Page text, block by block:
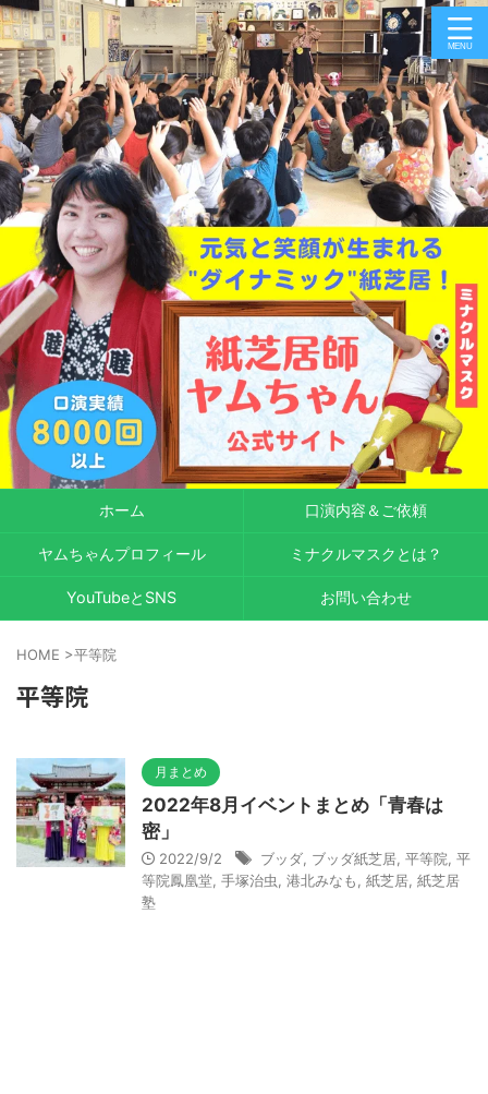
ホーム 口演内容＆ご依頼
ヤムちゃんプロフィール ミナクルマスクとは？
YouTubeとSNS お問い合わせ
HOME >平等院
平等院
月まとめ
2022年8月イベントまとめ「青春は
密」
2022/9/2 ブッダ ブッダ紙芝居 平等院 平
等院鳳凰堂 手塚治虫 港北みなも 紙芝居 紙芝居
塾